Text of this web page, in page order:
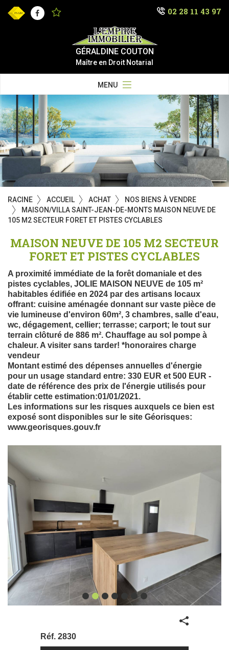
Facebook 02 28 11 43 97
GÉRALDINE COUTON
Maître en Droit Notarial
MENU
RACINE ACCUEIL ACHAT
NOS BIENS À VENDRE
MAISON/VILLA SAINT-JEAN-DE-MONTS MAISON NEUVE DE
105 M2 SECTEUR FORET ET PISTES CYCLABLES
MAISON NEUVE DE 105 M2 SECTEUR
FORET ET PISTES CYCLABLES
A proximité immédiate de la forêt domaniale et des
pistes cyclables, JOLIE MAISON NEUVE de 105 m²
habitables édifiée en 2024 par des artisans locaux
offrant: cuisine aménagée donnant sur vaste pièce de
vie lumineuse d'environ 60m², 3 chambres, salle d'eau,
wc, dégagement, cellier; terrasse; carport; le tout sur
terrain clôturé de 886 m². Chauffage au sol pompe à
chaleur. A visiter sans tarder! *honoraires charge
vendeur
Montant estimé des dépenses annuelles d'énergie
pour un usage standard entre: 330 EUR et 500 EUR -
date de référence des prix de l'énergie utilisés pour
établir cette estimation:01/01/2021.
Les informations sur les risques auxquels ce bien est
exposé sont disponibles sur le site Géorisques:
www.georisques.gouv.fr
Partager
Réf. 2830